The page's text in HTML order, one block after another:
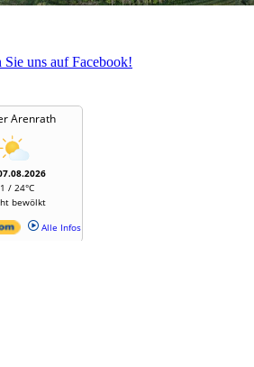
Sie uns auf Facebook!